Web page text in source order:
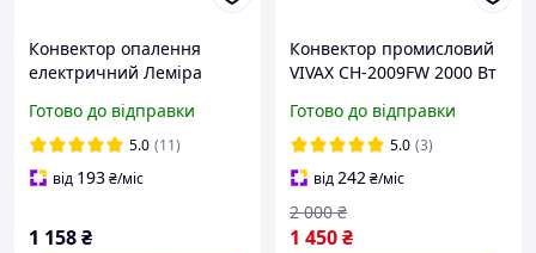
Конвектор опалення
електричний Леміра
універсальний
(настінний, підлоговий)
Готово до відправки
5.0 (11)
від 193₴/міс
1 158₴
Конвектор промисловий
VIVAX CH-2009FW 2000 Вт
для опалення приміщень
Готово до відправки
5.0 (3)
від242₴/міс
1 450₴
2 000 ₴